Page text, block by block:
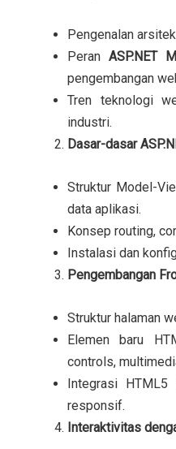
Pengenalan
Peran ASP.NET
pengembangan
Tren teknologi
industri.
Dasar-dasar
Struktur Model-
data aplikasi.
Konsep routing,
Instalasi dan
Pengembangan
Struktur halaman
Elemen baru
controls,
Integrasi HTML5
responsif.
Interaktivitas